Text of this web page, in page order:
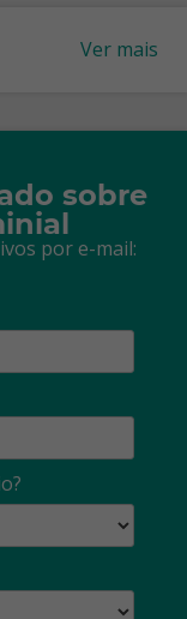
Ver mais
sobre
por e-mail: